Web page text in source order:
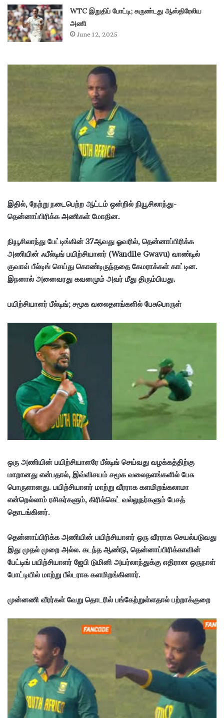
WTC இறுதிப் போட்டி; சுருண்டது ஆஸ்திரேலிய
அணி
June 12, 2025
இதில், நேற்று நடைபெற்ற ஆட்டம் ஒன்றில் நியூசிலாந்து-
தென்னாப்பிரிக்க அணிகள் மோதின.
நியூசிலாந்து பேட்டிங்கின் 37ஆவது ஓவரில், தென்னாப்பிரிக்க
அணியின் ஃபீல்டிங் பயிற்சியாளர் (Wandile Gwavu) வாண்டில்
குவாவ் பீல்டிங் செய்து கொண்டிருந்ததை கேமராக்கள் காட்டின.
இநனால் அனைவரது கவனமும் அவர் மீது திரும்பியது.
பயிற்சியாளர் பீல்டிங்; சமூக வலைதளங்களில் பேசுபொருள்
ஒரு அணியின் பயிற்சியாளரே பீல்டிங் செய்வது வழக்கத்திற்கு
மாறானது என்பதால், இவ்விசயம் சமூக வலைதளங்களில் பேசு
பொருளானது. பயிற்சியாளர் மாற்று வீரராக களமிறங்கலாமா
என்றெல்லாம் ரசிகர்களும், கிரிக்கெட் வல்லுநர்களும் பேசத்
தொடங்கினர்.
தென்னாப்பிரிக்க அணியின் பயிற்சியாளர் ஒரு வீரராக செயல்படுவது
இது முதல் முறை அல்ல. கடந்த ஆண்டு, தென்னாப்பிரிக்காவின்
பேட்டிங் பயிற்சியாளர் ஜேபி டுமினி அயர்லாந்துக்கு எதிரான ஒருநாள்
போட்டியில் மாற்று பீல்டராக களமிறங்கினார்.
முன்னணி வீரர்கள் வேறு தொடரில் பங்கேற்றுள்ளதால் பற்றாக்குறை